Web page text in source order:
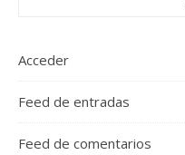
Acceder
Feed de entradas
Feed de comentarios